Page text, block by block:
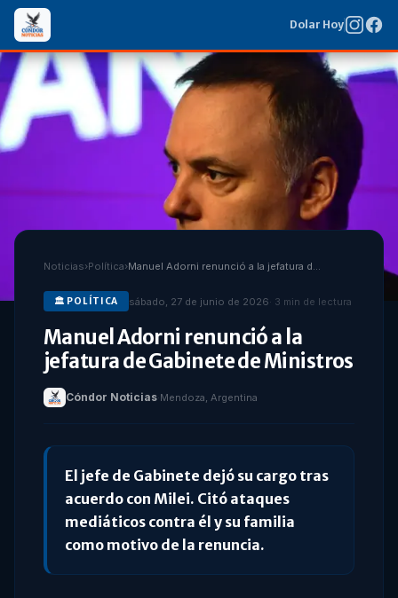
Dolar Hoy
Noticias›Política› Manuel Adorni renunció a la jefatura de Gabinete de Ministros
🏛️ POLÍTICA sábado, 27 de junio de 2026· 3 min de lectura
Manuel Adorni renunció a la
jefatura de Gabinete de Ministros
Cóndor Noticias·Mendoza, Argentina
El jefe de Gabinete dejó su cargo tras
acuerdo con Milei. Citó ataques
mediáticos contra él y su familia
como motivo de la renuncia.